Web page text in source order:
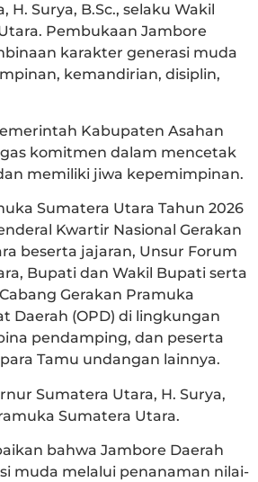
Surya, B.Sc., selaku Wakil
Pembukaan Jambore
karakter generasi muda
kemandirian, disiplin,
Kabupaten Asahan
komitmen dalam mencetak
memiliki jiwa kepemimpinan.
Sumatera Utara Tahun 2026
Kwartir Nasional Gerakan
beserta jajaran, Unsur Forum
Bupati dan Wakil Bupati serta
Gerakan Pramuka
Daerah (OPD) di lingkungan
pendamping, dan peserta
Tamu undangan lainnya.
Sumatera Utara, H. Surya,
Sumatera Utara.
bahwa Jambore Daerah
muda melalui penanaman nilai-